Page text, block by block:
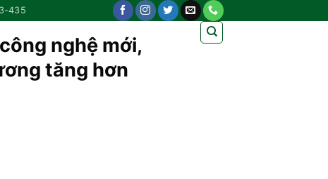
435
nghệ mới,
tăng hơn